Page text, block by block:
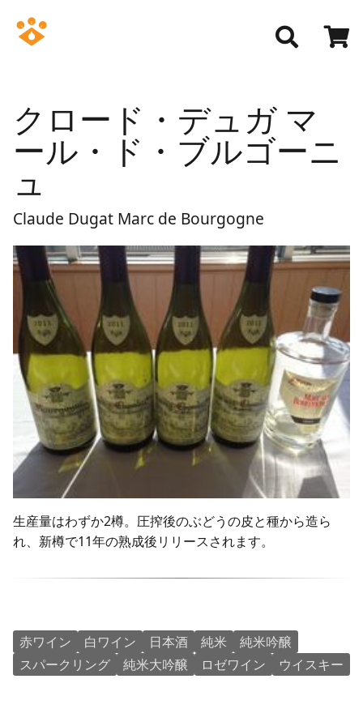
クロード・デュガ マ
ール・ド・ブルゴーニ
ュ
Claude Dugat Marc de Bourgogne
生産量はわずか2樽。圧搾後のぶどうの皮と種から造ら
れ、新樽で11年の熟成後リリースされます。
赤ワイン 白ワイン 日本酒 純米
純米吟醸
スパークリング
純米大吟醸 ロゼワイン ウイスキー